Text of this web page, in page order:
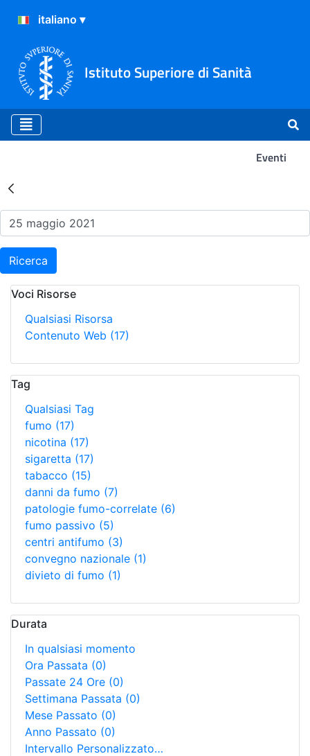
Istituto Superiore di Sanità
Eventi
Risultati della Ricerca -
Ricerca
Voci Risorse
Qualsiasi Risorsa
Contenuto Web (17)
Tag
Qualsiasi Tag
fumo (17)
nicotina (17)
sigaretta (17)
tabacco (15)
danni da fumo (7)
patologie fumo-correlate (6)
fumo passivo (5)
centri antifumo (3)
convegno nazionale (1)
divieto di fumo (1)
Durata
In qualsiasi momento
Ora Passata (0)
Passate 24 Ore (0)
Settimana Passata (0)
Mese Passato (0)
Anno Passato (0)
Intervallo Personalizzato…